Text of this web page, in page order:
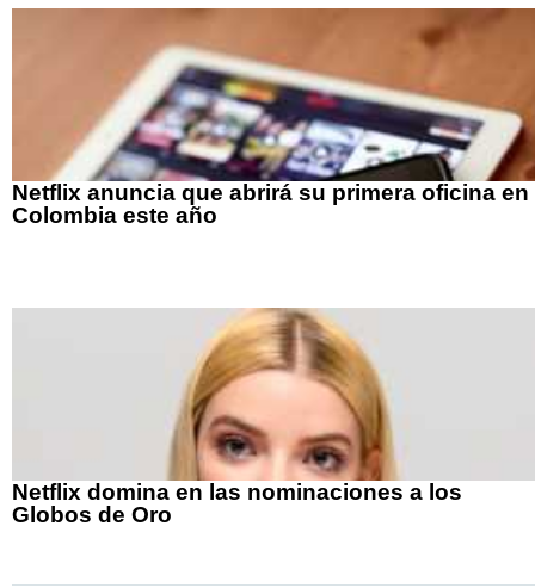
Netflix anuncia que abrirá su primera oficina en
Colombia este año
Netflix domina en las nominaciones a los
Globos de Oro